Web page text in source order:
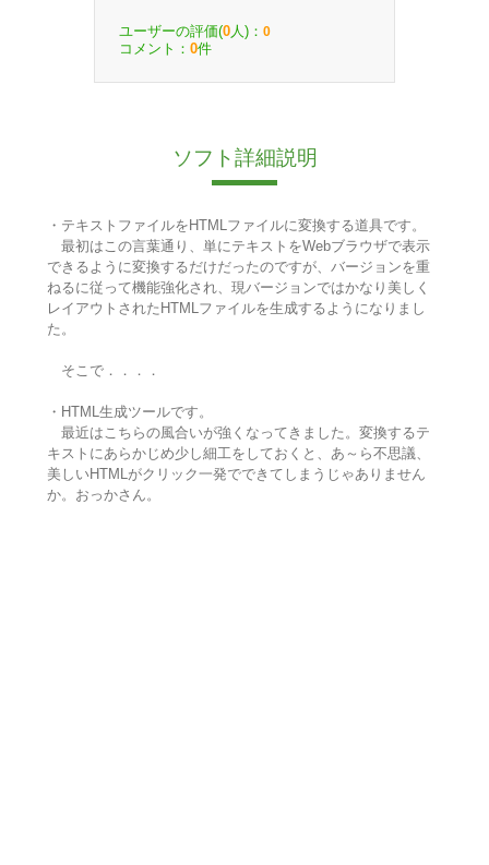
ユーザーの評価(0 人)： 0
コメント： 0件
ソフト詳細説明
・テキストファイルをHTMLファイルに変換する道具です。
最初はこの言葉通り、単にテキストをWebブラウザで表示
できるように変換するだけだったのですが、バージョンを重
ねるに従って機能強化され、現バージョンではかなり美しく
レイアウトされたHTMLファイルを生成するようになりまし
た。
そこで．．．．
・HTML生成ツールです。
最近はこちらの風合いが強くなってきました。変換するテ
キストにあらかじめ少し細工をしておくと、あ～ら不思議、
美しいHTMLがクリック一発でできてしまうじゃありません
か。おっかさん。